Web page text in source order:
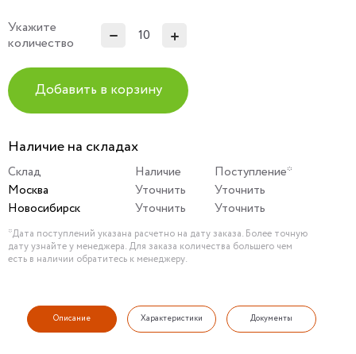
Укажите
количество
Добавить в корзину
Наличие на складах
Склад Наличие
Поступление*
Москва
Уточнить
Уточнить
Новосибирск
Уточнить Уточнить
*Дата поступлений указана расчетно на дату заказа. Более точную
дату узнайте у менеджера. Для заказа количества большего чем
есть в наличии обратитесь к менеджеру.
Описание Характеристики Документы